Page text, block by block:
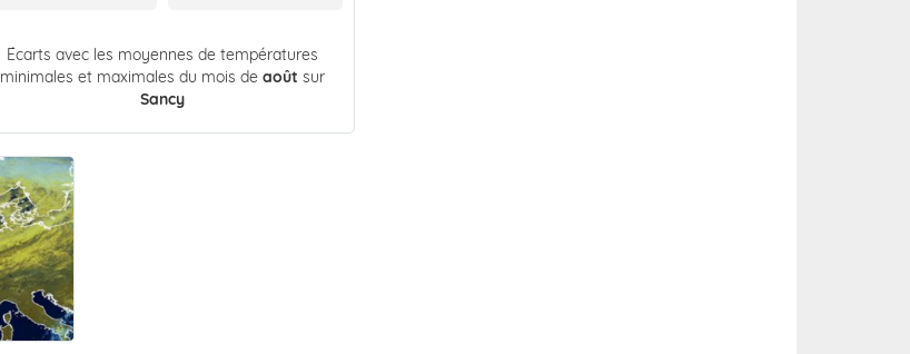
Écarts avec les moyennes de températures
minimales et maximales du mois de août sur
Sancy